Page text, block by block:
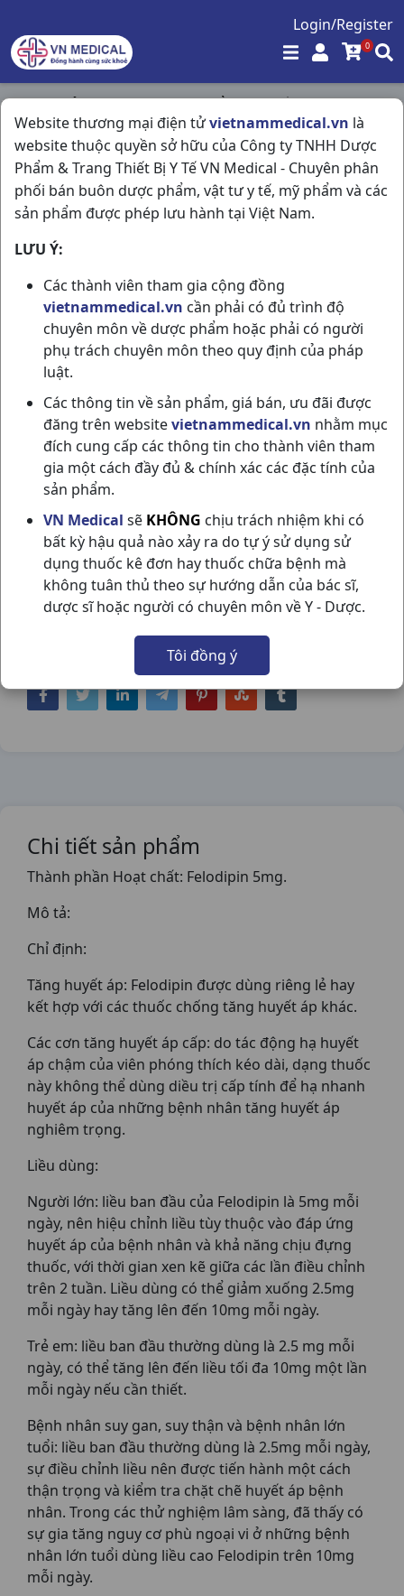
Login/Register
0
Website thương mại điện tửvietnammedical.vn là
website thuộc quyền sở hữu của Công ty TNHH Dược
Phẩm & Trang Thiết Bị Y Tế VN Medical - Chuyên phân
phối bán buôn dược phẩm, vật tư y tế, mỹ phẩm và các
sản phẩm được phép lưu hành tại Việt Nam.
LƯU Ý:
Các thành viên tham gia cộng đồng
vietnammedical.vn cần phải có đủ trình độ
chuyên môn về dược phẩm hoặc phải có người
phụ trách chuyên môn theo quy định của pháp
luật.
Các thông tin về sản phẩm, giá bán, ưu đãi được
đăng trên websitevietnammedical.vn nhằm mục
đích cung cấp các thông tin cho thành viên tham
gia một cách đầy đủ & chính xác các đặc tính của
sản phẩm.
VN Medical sẽ KHÔNG chịu trách nhiệm khi có
bất kỳ hậu quả nào xảy ra do tự ý sử dụng sử
dụng thuốc kê đơn hay thuốc chữa bệnh mà
không tuân thủ theo sự hướng dẫn của bác sĩ,
dược sĩ hoặc người có chuyên môn về Y - Dược.
Tôi đồng ý
Trang chủ / Tim Mạch - Lợi Tiểu- Nội Tiết /
Felodipin 5mg Retard H10vi10v Stellapharm
FELODIPIN 5MG RETARD H10VI10V
STELLAPHARM
NSX:Stellapharm
Nhóm hàng:
Tim Mạch - Lợi Tiểu- Nội Tiết,
Chia sẻ qua mạng xã hội:
Chi tiết sản phẩm
Thành phần Hoạt chất: Felodipin 5mg.
Mô tả:
Chỉ định:
Tăng huyết áp: Felodipin được dùng riêng lẻ hay
kết hợp với các thuốc chống tăng huyết áp khác.
Các cơn tăng huyết áp cấp: do tác động hạ huyết
áp chậm của viên phóng thích kéo dài, dạng thuốc
này không thể dùng diều trị cấp tính để hạ nhanh
huyết áp của những bệnh nhân tăng huyết áp
nghiêm trọng.
Liều dùng:
Người lớn: liều ban đầu của Felodipin là 5mg mỗi
ngày, nên hiệu chỉnh liều tùy thuộc vào đáp ứng
huyết áp của bệnh nhân và khả năng chịu đựng
thuốc, với thời gian xen kẽ giữa các lần điều chỉnh
trên 2 tuần. Liều dùng có thể giảm xuống 2.5mg
mỗi ngày hay tăng lên đến 10mg mỗi ngày.
Trẻ em: liều ban đầu thường dùng là 2.5 mg mỗi
ngày, có thể tăng lên đến liều tối đa 10mg một lần
mỗi ngày nếu cần thiết.
Bệnh nhân suy gan, suy thận và bệnh nhân lớn
tuổi: liều ban đầu thường dùng là 2.5mg mỗi ngày,
sự điều chỉnh liều nên được tiến hành một cách
thận trọng và kiểm tra chặt chẽ huyết áp bệnh
nhân. Trong các thử nghiệm lâm sàng, đã thấy có
sự gia tăng nguy cơ phù ngoại vi ở những bệnh
nhân lớn tuổi dùng liều cao Felodipin trên 10mg
mỗi ngày.